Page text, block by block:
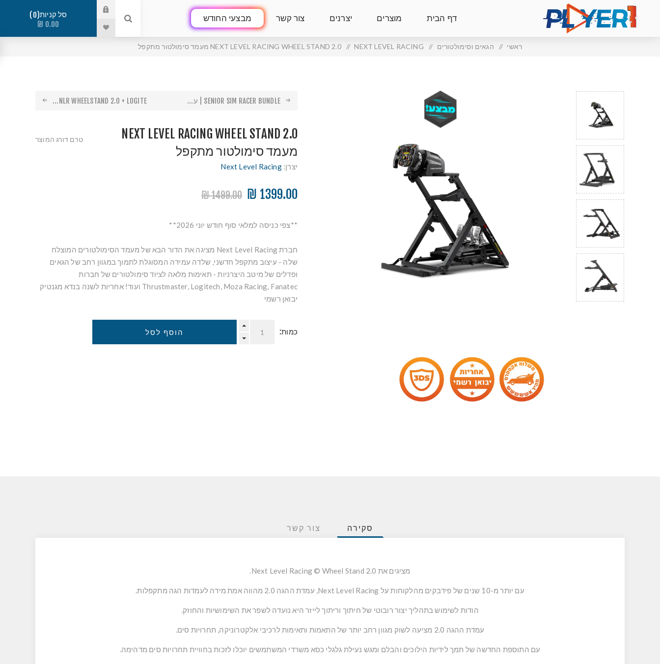
דף הבית מוצרים יצרנים צור קשר מבצעי החודש סל קניות 0
0.00 ₪
ראשי / הגאים וסימולטורים /
NEXT LEVEL RACING
/ NEXT LEVEL RACING WHEEL STAND 2.0 מעמד סימולטור מתקפל
SENIOR SIM RACER BUNDLE | ע... NLR WHEELSTAND 2.0 + LOGITE...
NEXT LEVEL RACING WHEEL STAND 2.0
מעמד סימולטור מתקפל
יצרן: Next Level Racing
טרם דורג המוצר
1399.00 ₪
1499.00 ₪
**צפי כניסה למלאי סוף חודש יוני 2026**
חברת Next Level Racing מציגה את הדור הבא של מעמד הסימולטורים המוצלח
שלה - עיצוב מתקפל חדשני, שלדה עמידה המסוגלת לתמוך במגוון רחב של הגאים
ופדלים של מיטב היצרניות - תאימות מלאה לציוד סימולטורים של חברות
Thrustmaster, Logitech, Moza Racing, Fanatec ועוד! אחריות לשנה בנדא מגנטיק
יבואן רשמי
כמות: הוסף לסל
סקירה צור קשר
מציגים את Next Level Racing © Wheel Stand 2.0.
עם יותר מ-10 שנים של פידבקים מהלקוחות על Next Level Racing, עמדת ההגה 2.0 מהווה אמת מידה לעמדות הגה מתקפלות.
הודות לשימוש בתהליך יצור רובוטי של חיתוך וריתוך לייזר היא נועדה לשפר את השימושיות והחוזק.
עמדת ההגה 2.0 מציעה לשוק מגוון רחב יותר של התאמות ותאימות לרכיבי אלקטרוניקה, תחרויות סים.
עם התוספת החדשה של תמך לידיות הילוכים והבלם ומגש נעילת גלגלי כסא משרדי המשתמשים יוכלו לזכות בחוויית תחרויות סים מדהימה.